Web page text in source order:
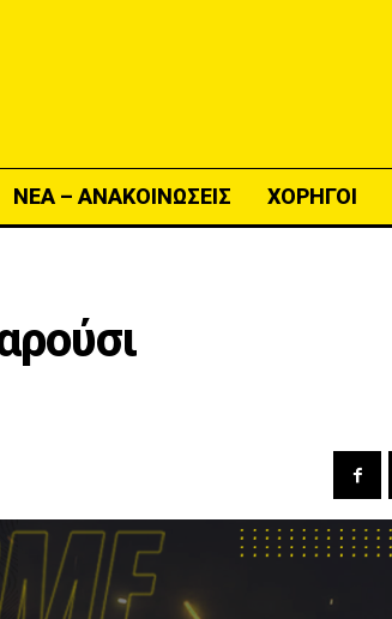
ΝΕΑ – ΑΝΑΚΟΙΝΩΣΕΙΣ ΧΟΡΗΓΟΙ